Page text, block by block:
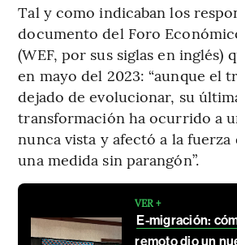
Tal y como indicaban los
documento del Foro
(WEF, por sus siglas en inglés)
en mayo del 2023: “aunque el
dejado de evolucionar, su
transformación ha ocurrido a
nunca vista y afectó a la fuerza
una medida sin parangón”.
VER +
E-migración:
remoto dio un